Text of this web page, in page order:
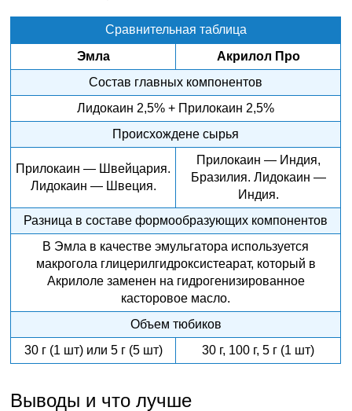
Сравнительная таблица
Эмла
Акрилол Про
Состав главных компонентов
Лидокаин 2,5% + Прилокаин 2,5%
Происхождене сырья
Прилокаин — Швейцария.
Лидокаин — Швеция.
Прилокаин — Индия,
Бразилия. Лидокаин —
Индия.
Разница в составе формообразующих компонентов
В Эмла в качестве эмульгатора используется
макрогола глицерилгидроксистеарат, который в
Акрилоле заменен на гидрогенизированное
касторовое масло.
Объем тюбиков
30 г (1 шт) или 5 г (5 шт)
30 г, 100 г, 5 г (1 шт)
Выводы и что лучше